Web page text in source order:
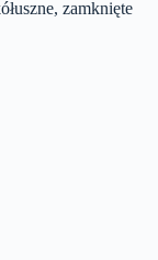
zamknięte